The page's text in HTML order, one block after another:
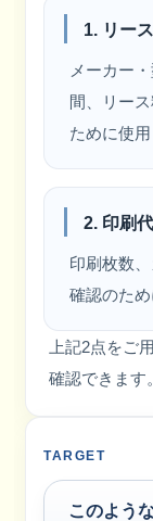
1. リー
メーカー
間、リー
ために使用
2. 印刷
印刷枚数
確認のため
上記2点をご
確認できます。
TARGET
このよう